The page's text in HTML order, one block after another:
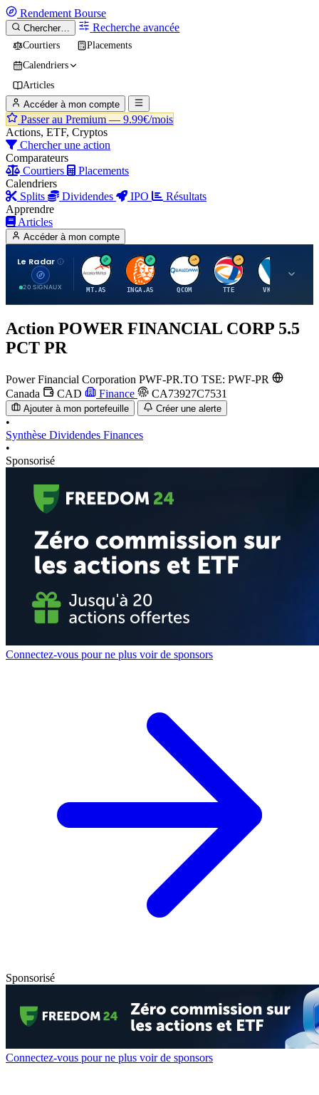
Rendement Bourse
Chercher… Recherche avancée
Courtiers
Placements
Calendriers
Articles
Accéder à mon compte
Passer au Premium — 9.99€/mois
Actions, ETF, Cryptos
Chercher une action
Comparateurs
Courtiers
Placements
Calendriers
Splits
Dividendes IPO
Résultats
Apprendre
Articles
Accéder à mon compte
Le Radar
20 SIGNAUX
A
MT.AS
I
INGA.AS
Q
QCOM
T
TTE VK.PA
Action POWER FINANCIAL CORP 5.5
PCT PR
Power Financial Corporation PWF-PR.TO TSE: PWF-PR
Canada
CAD Finance CA73927C7531
Ajouter à mon portefeuille Créer une alerte
•
Synthèse Dividendes Finances
•
Sponsorisé
Connectez-vous pour ne plus voir de sponsors
Sponsorisé
Connectez-vous pour ne plus voir de sponsors